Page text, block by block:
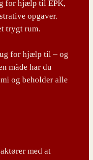
for hjælp til EPK,
opgaver.
trygt rum.
for hjælp til – og
måde har du
og beholder alle
med at